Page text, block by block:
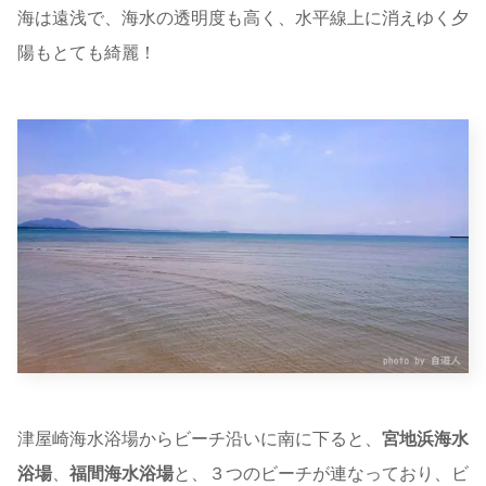
海は遠浅で、海水の透明度も高く、水平線上に消えゆく夕
陽もとても綺麗！
津屋崎海水浴場からビーチ沿いに南に下ると、 宮地浜海水
浴場
福間海水浴場と、３つのビーチが連なっており、ビ